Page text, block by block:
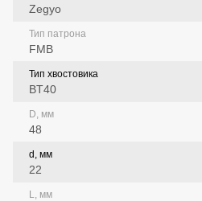
Zegyo
Тип патрона
FMB
Тип хвостовика
BT40
D, мм
48
d, мм
22
L, мм